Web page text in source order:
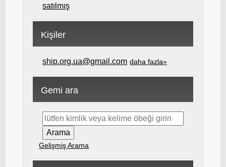
satılmış
Kişiler
ship.org.ua@gmail.com daha fazla»
Gemi ara
Gelişmiş Arama